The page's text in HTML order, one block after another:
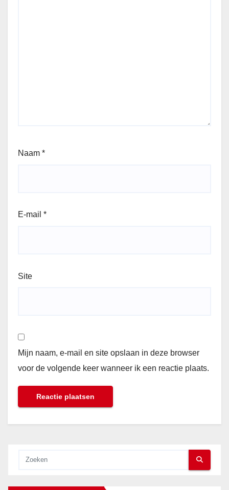
Naam *
E-mail *
Site
Mijn naam, e-mail en site opslaan in deze browser
voor de volgende keer wanneer ik een reactie plaats.